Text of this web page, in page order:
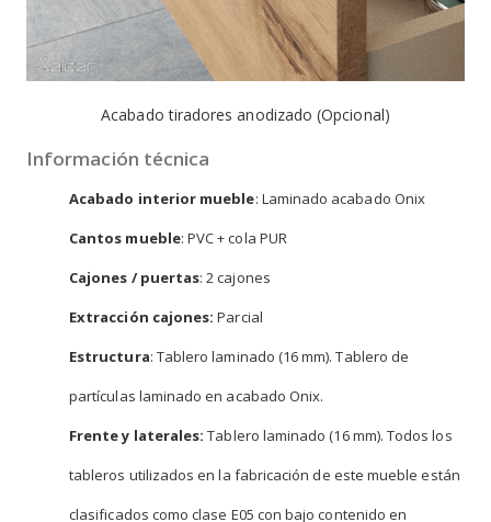
Acabado tiradores anodizado (Opcional)
Información técnica
Acabado interior mueble: Laminado acabado Onix
Cantos mueble: PVC + cola PUR
Cajones / puertas: 2 cajones
Extracción cajones: Parcial
Estructura: Tablero laminado (16 mm). Tablero de
partículas laminado en acabado Onix.
Frente y laterales: Tablero laminado (16 mm). Todos los
tableros utilizados en la fabricación de este mueble están
clasificados como clase E05 con bajo contenido en